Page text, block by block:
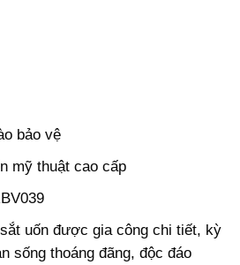
bảo vệ
mỹ thuật cao cấp
uốn được gia công chi tiết, kỳ
sống thoáng đãng, độc đáo